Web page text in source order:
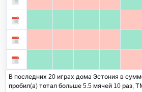
В последних 20 играх дома Эстония в
пробил(а) тотал больше 5.5 мячей 10 раз,